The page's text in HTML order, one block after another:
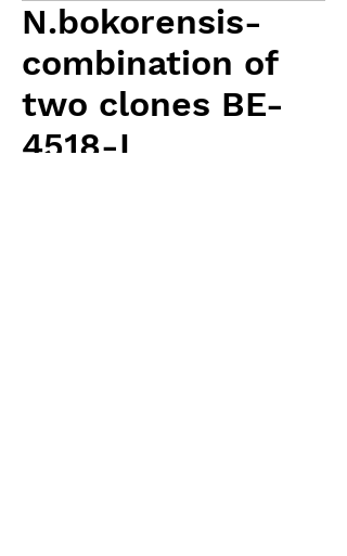
N.bokorensis-
combination of
two clones BE-
4518-L